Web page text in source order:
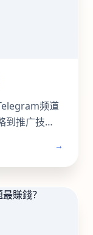
频道
到推广技
工具推荐，
提升活跃
→